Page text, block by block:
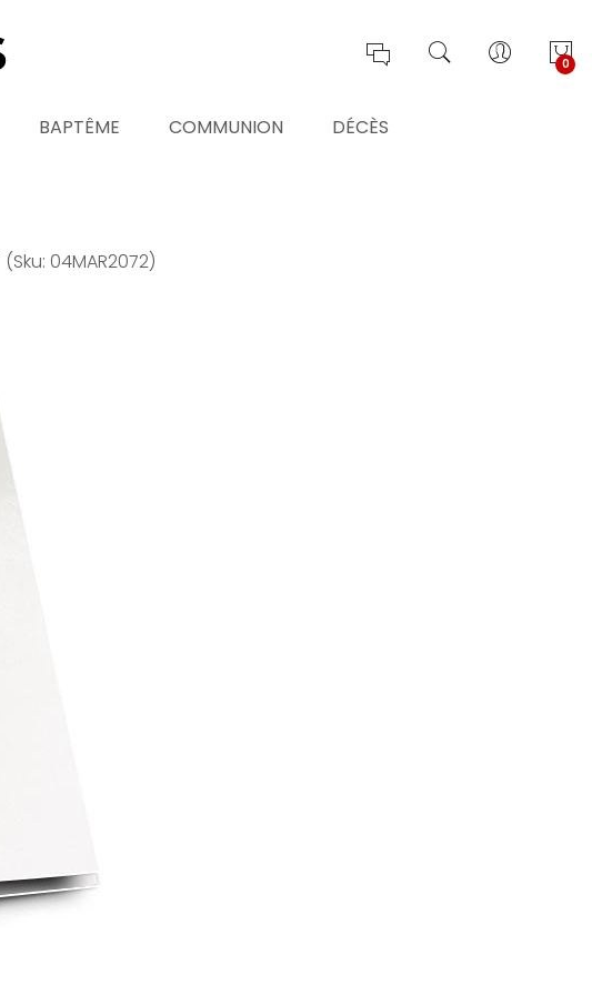
0
BAPTÊME COMMUNION DÉCÈS
(Sku: 04MAR2072)